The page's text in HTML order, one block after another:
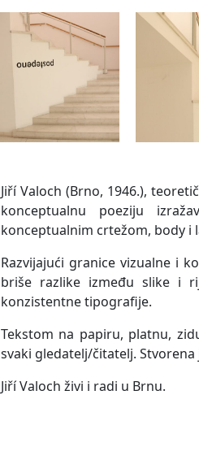
Jiří Valoch (Brno, 1946.),
konceptualnu poeziju
konceptualnim crtežom, body i
Razvijajući granice vizualne i
briše razlike između slike i
konzistentne tipografije.
Tekstom na papiru, platnu,
svaki gledatelj/čitatelj.
Jiří Valoch živi i radi u Brnu.